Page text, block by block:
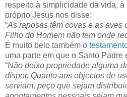
respeito à simplicidade da vida,
próprio Jesus nos disse:
“As raposas têm covas e as aves
Filho do Homem não tem onde
É muito belo também o
uma parte em que o Santo Padre
“Não deixo propriedade alguma
dispor. Quanto aos objectos de
serviam, peço que sejam